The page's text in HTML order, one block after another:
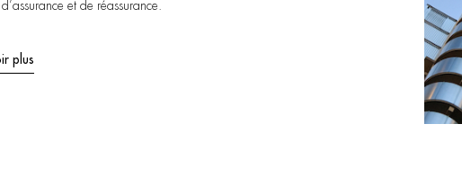
(agences de voyage, tour-opérateurs…) et de l’hôtellerie.
plus